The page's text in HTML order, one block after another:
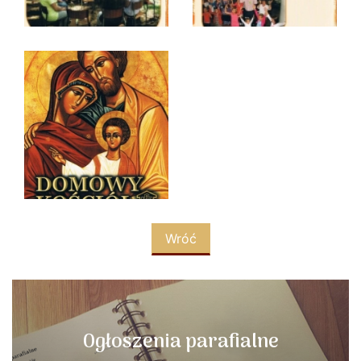
Wróć
Ogłoszenia parafialne